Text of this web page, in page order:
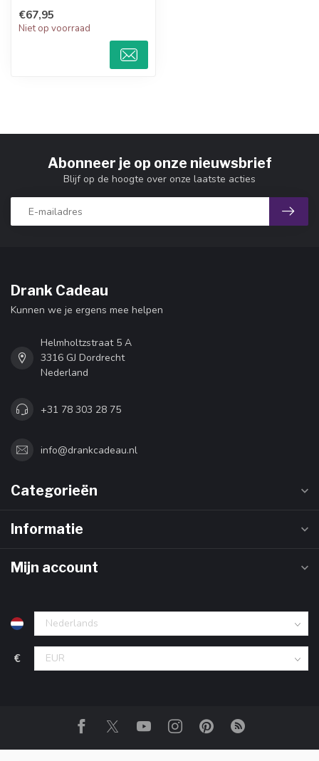
heeft ton...
€67,95
Niet op voorraad
Abonneer je op onze nieuwsbrief
Blijf op de hoogte over onze laatste acties
Drank Cadeau
Kunnen we je ergens mee helpen
Helmholtzstraat 5 A
3316 GJ Dordrecht
Nederland
+31 78 303 28 75
info@drankcadeau.nl
Categorieën
Informatie
Mijn account
€